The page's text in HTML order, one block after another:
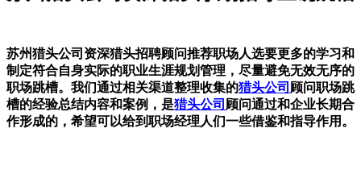
苏州猎头公司资深猎头招聘顾问推荐职场人选要更多的学习和
制定符合自身实际的职业生涯规划管理，尽量避免无效无序的
职场跳槽。我们通过相关渠道整理收集的猎头公司 顾问职场跳
槽的经验总结内容和案例，是猎头公司 顾问通过和企业长期合
作形成的，希望可以给到职场经理人们一些借鉴和指导作用。